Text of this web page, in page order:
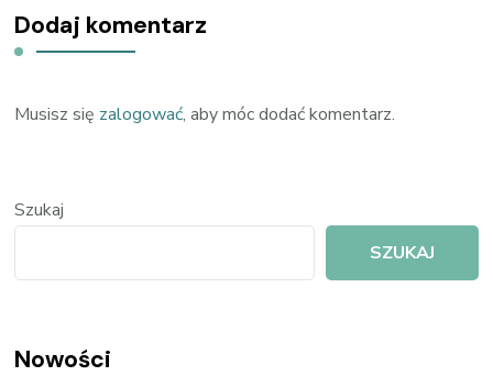
Dodaj komentarz
Musisz się zalogować, aby móc dodać komentarz.
Szukaj
SZUKAJ
Nowości